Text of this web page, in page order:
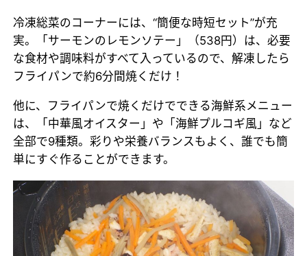
冷凍総菜のコーナーには、“簡便な時短セット”が充
実。「サーモンのレモンソテー」（538円）は、必要
な食材や調味料がすべて入っているので、解凍したら
フライパンで約6分間焼くだけ！
他に、フライパンで焼くだけでできる海鮮系メニュー
は、「中華風オイスター」や「海鮮プルコギ風」など
全部で9種類。彩りや栄養バランスもよく、誰でも簡
単にすぐ作ることができます。